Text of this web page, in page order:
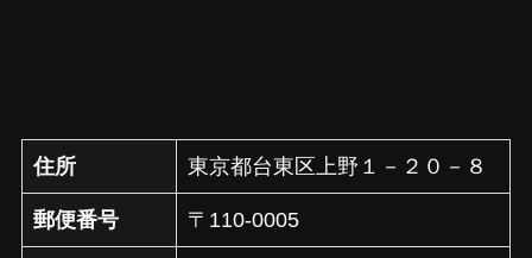
住所 東京都台東区上野１－２０－８
郵便番号 〒110-0005